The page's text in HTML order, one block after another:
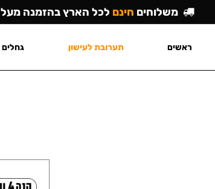
משלוחים חינם לכל הארץ בהזמנה מעל ₪449
ראשים תערובת לעישון גחלים